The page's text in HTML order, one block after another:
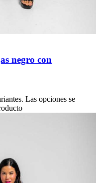
negro con
Las opciones se